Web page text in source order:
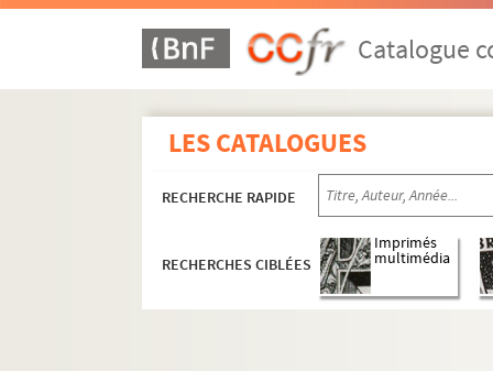
Catalogue
LES CATALOGUES
RECHERCHE RAPIDE
RECHERCHES CIBLÉES
Imprimés
multimédia